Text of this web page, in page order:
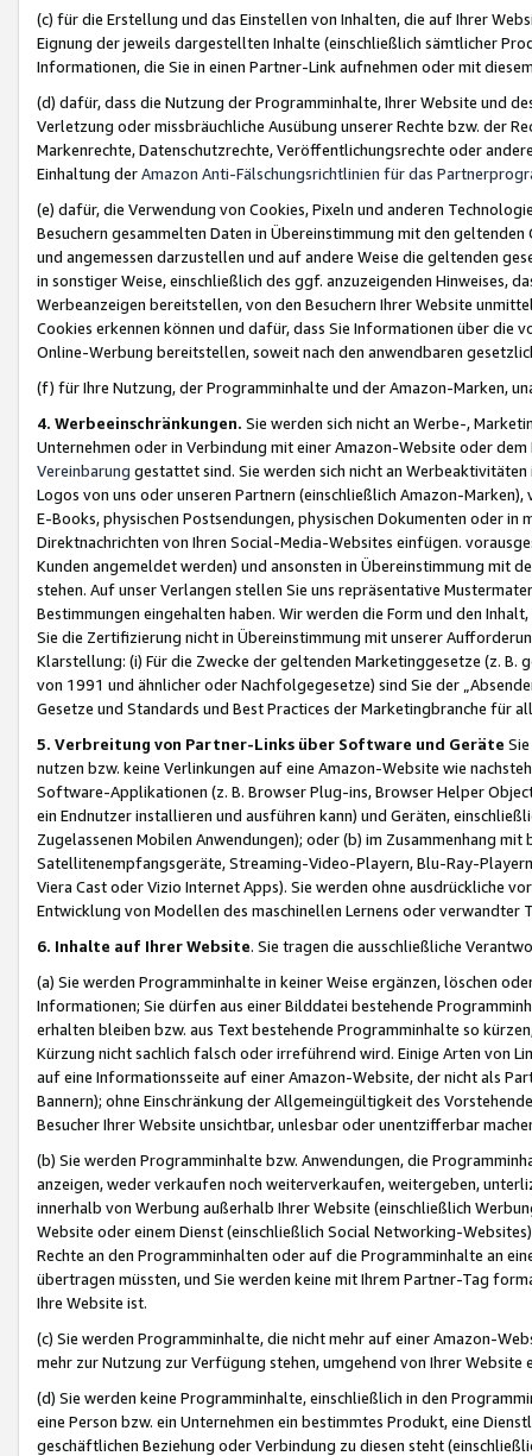
(c) für die Erstellung und das Einstellen von Inhalten, die auf Ihrer
Eignung der jeweils dargestellten Inhalte (einschließlich sämtlicher
Informationen, die Sie in einen Partner-Link aufnehmen oder mit
(d) dafür, dass die Nutzung der Programminhalte, Ihrer Website und
Verletzung oder missbräuchliche Ausübung unserer Rechte bzw. der
Markenrechte, Datenschutzrechte, Veröffentlichungsrechte oder
Einhaltung derAmazon Anti-Fälschungsrichtlinien für das
(e) dafür, die Verwendung von Cookies, Pixeln und anderen
Besuchern gesammelten Daten in Übereinstimmung mit den
und angemessen darzustellen und auf andere Weise die geltenden
in sonstiger Weise, einschließlich des ggf. anzuzeigenden Hinweises,
Werbeanzeigen bereitstellen, von den Besuchern Ihrer Website
Cookies erkennen können und dafür, dass Sie Informationen über die
Online-Werbung bereitstellen, soweit nach den anwendbaren
(f) für Ihre Nutzung, der Programminhalte und der Amazon-Marken,
4. Werbeeinschränkungen. Sie werden sich nicht an Werbe-,
Unternehmen oder in Verbindung mit einer Amazon-Website oder
Vereinbarung gestattet sind. Sie werden sich nicht an
Logos von uns oder unseren Partnern (einschließlich Amazon-
E-Books, physischen Postsendungen, physischen Dokumenten oder in
Direktnachrichten von Ihren Social-Media-Websites einfügen.
Kunden angemeldet werden) und ansonsten in Übereinstimmung mit
stehen. Auf unser Verlangen stellen Sie uns repräsentative
Bestimmungen eingehalten haben. Wir werden die Form und den
Sie die Zertifizierung nicht in Übereinstimmung mit unserer
Klarstellung: (i) Für die Zwecke der geltenden Marketinggesetze (z. B.
von 1991 und ähnlicher oder Nachfolgegesetze) sind Sie der
Gesetze und Standards und Best Practices der Marketingbranche für
5. Verbreitung von Partner-Links über Software und Geräte
nutzen bzw. keine Verlinkungen auf eine Amazon-Website wie
Software-Applikationen (z. B. Browser Plug-ins, Browser Helper
ein Endnutzer installieren und ausführen kann) und Geräten,
Zugelassenen Mobilen Anwendungen); oder (b) im Zusammenhang
Satellitenempfangsgeräte, Streaming-Video-Playern, Blu-Ray-
Viera Cast oder Vizio Internet Apps). Sie werden ohne ausdrückliche
Entwicklung von Modellen des maschinellen Lernens oder
6. Inhalte auf Ihrer Website. Sie tragen die ausschließliche
(a) Sie werden Programminhalte in keiner Weise ergänzen, löschen
Informationen; Sie dürfen aus einer Bilddatei bestehende
erhalten bleiben bzw. aus Text bestehende Programminhalte so
Kürzung nicht sachlich falsch oder irreführend wird. Einige Arten von
auf eine Informationsseite auf einer Amazon-Website, der nicht als
Bannern); ohne Einschränkung der Allgemeingültigkeit des
Besucher Ihrer Website unsichtbar, unlesbar oder unentzifferbar
(b) Sie werden Programminhalte bzw. Anwendungen, die
anzeigen, weder verkaufen noch weiterverkaufen, weitergeben,
innerhalb von Werbung außerhalb Ihrer Website (einschließlich
Website oder einem Dienst (einschließlich Social Networking-
Rechte an den Programminhalten oder auf die Programminhalte an
übertragen müssten, und Sie werden keine mit Ihrem Partner-Tag
Ihre Website ist.
(c) Sie werden Programminhalte, die nicht mehr auf einer Amazon-
mehr zur Nutzung zur Verfügung stehen, umgehend von Ihrer
(d) Sie werden keine Programminhalte, einschließlich in den
eine Person bzw. ein Unternehmen ein bestimmtes Produkt, eine
geschäftlichen Beziehung oder Verbindung zu diesen steht